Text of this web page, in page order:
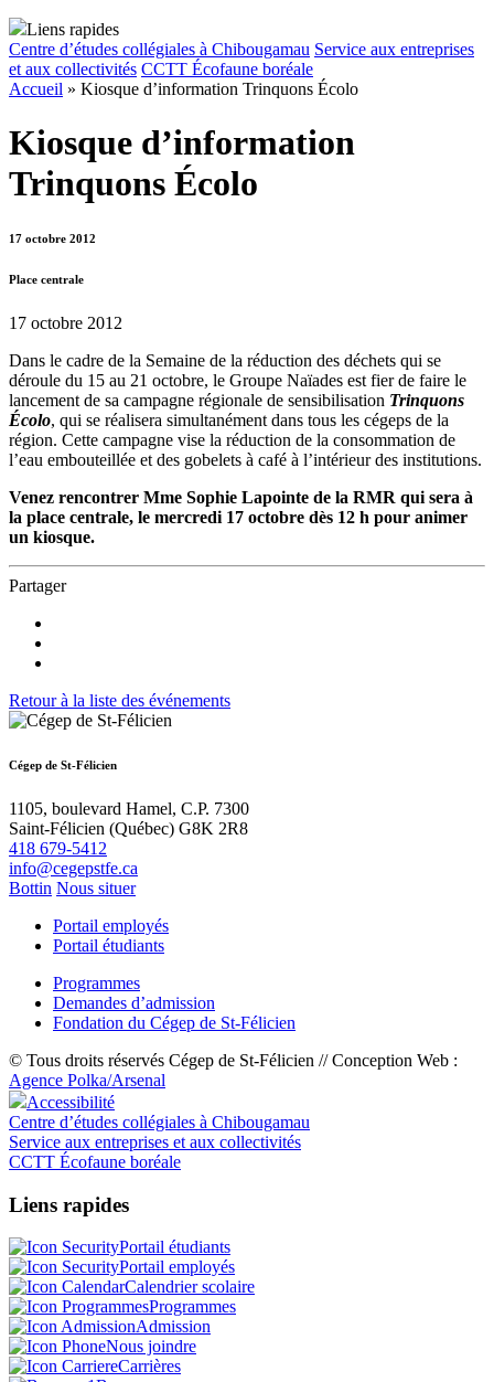
Liens rapides
Centre d’études collégiales à Chibougamau Service aux entreprises
et aux collectivités CCTT Écofaune boréale
Accueil » Kiosque d’information Trinquons Écolo
Kiosque d’information
Trinquons Écolo
17 octobre 2012
Place centrale
17 octobre 2012
Dans le cadre de la Semaine de la réduction des déchets qui se
déroule du 15 au 21 octobre, le Groupe Naïades est fier de faire le
lancement de sa campagne régionale de sensibilisation Trinquons
Écolo, qui se réalisera simultanément dans tous les cégeps de la
région. Cette campagne vise la réduction de la consommation de
l’eau embouteillée et des gobelets à café à l’intérieur des institutions.
Venez rencontrer Mme Sophie Lapointe de la RMR qui sera à
la place centrale, le mercredi 17 octobre dès 12 h pour animer
un kiosque.
Partager
Retour à la liste des événements
Cégep de St-Félicien
1105, boulevard Hamel, C.P. 7300
Saint-Félicien (Québec) G8K 2R8
418 679-5412
info@cegepstfe.ca
Bottin Nous situer
Portail employés
Portail étudiants
Programmes
Demandes d’admission
Fondation du Cégep de St-Félicien
© Tous droits réservés Cégep de St-Félicien // Conception Web :
Agence Polka/Arsenal
Accessibilité
Centre d’études collégiales à Chibougamau
Service aux entreprises et aux collectivités
CCTT Écofaune boréale
Liens rapides
Portail étudiants
Portail employés
Calendrier scolaire
Programmes
Admission
Nous joindre
Carrières